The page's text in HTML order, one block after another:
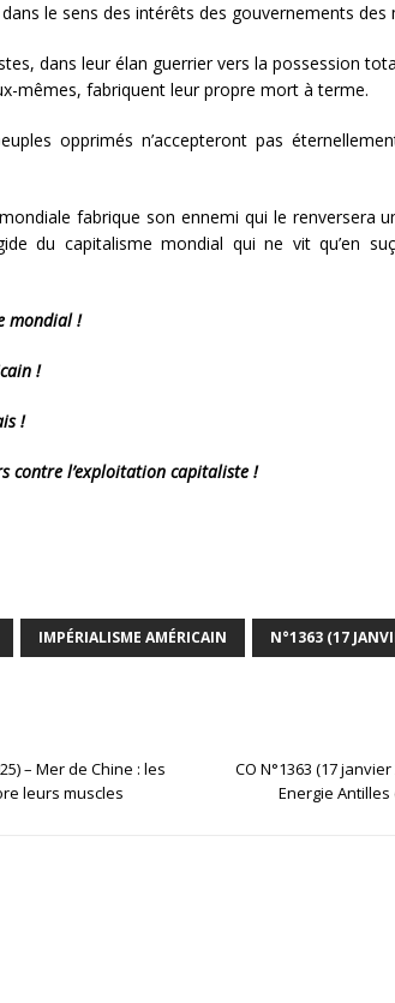
le sens des intérêts des gouvernements des
dans leur élan guerrier vers la possession
mêmes, fabriquent leur propre mort à terme.
opprimés n’accepteront pas
fabrique son ennemi qui le renversera
du capitalisme mondial qui ne vit qu’en
mondial !
!
!
contre l’exploitation capitaliste !
IMPÉRIALISME AMÉRICAIN N°1363 (17
– Mer de Chine : les
leurs muscles
CO N°1363 (17
Energie